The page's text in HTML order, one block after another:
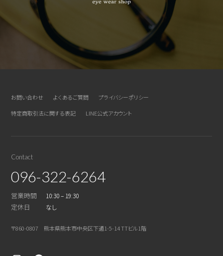
お問い合わせ よくあるご質問
プライバシーポリシー
特定商取引法に関する表記
LINE公式アカウント
Contact
096-322-6264
営業時間 10:30 – 19:30
定休日 なし
〒860-0807 熊本県熊本市中央区下通1-5-14 TTビル1階